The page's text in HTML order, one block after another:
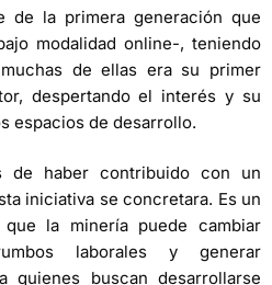
de la primera generación que
modalidad online-, teniendo
de ellas era su primer
despertando el interés y su
espacios de desarrollo.
de haber contribuido con un
iniciativa se concretara. Es un
la minería puede cambiar
laborales y generar
quienes buscan desarrollarse